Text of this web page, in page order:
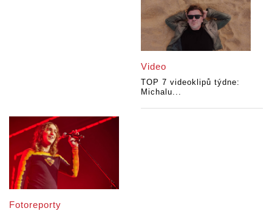
Video
TOP 7 videoklipů týdne:
Michalu...
Fotoreporty